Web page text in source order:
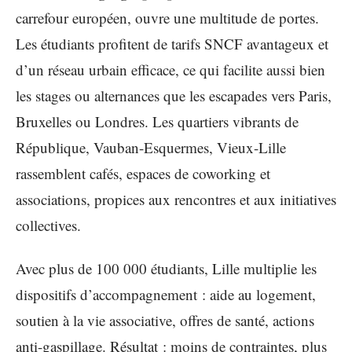
carrefour européen, ouvre une multitude de portes.
Les étudiants profitent de tarifs SNCF avantageux et
d’un réseau urbain efficace, ce qui facilite aussi bien
les stages ou alternances que les escapades vers Paris,
Bruxelles ou Londres. Les quartiers vibrants de
République, Vauban-Esquermes, Vieux-Lille
rassemblent cafés, espaces de coworking et
associations, propices aux rencontres et aux initiatives
collectives.
Avec plus de 100 000 étudiants, Lille multiplie les
dispositifs d’accompagnement : aide au logement,
soutien à la vie associative, offres de santé, actions
anti-gaspillage. Résultat : moins de contraintes, plus